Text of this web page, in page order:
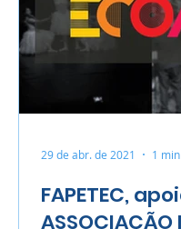
FAPETEC,
ASSOCIAÇÃO
29 de abr. de 2021 1